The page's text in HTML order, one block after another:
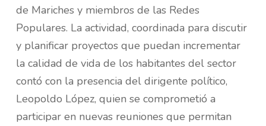
de Mariches y miembros de las Redes
Populares. La actividad, coordinada para discutir
y planificar proyectos que puedan incrementar
la calidad de vida de los habitantes del sector
contó con la presencia del dirigente político,
Leopoldo López, quien se comprometió a
participar en nuevas reuniones que permitan